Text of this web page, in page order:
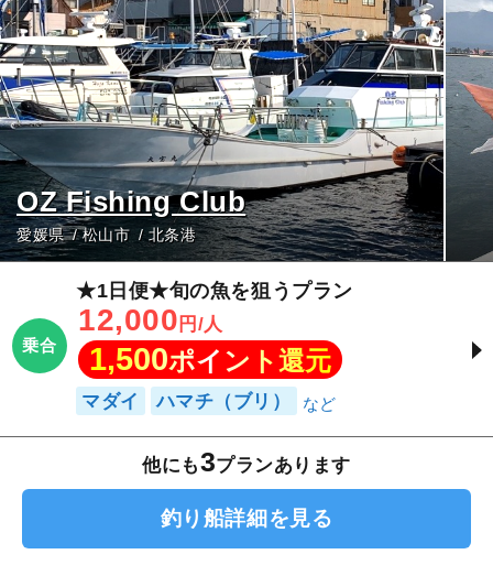
OZ Fishing Club
愛媛県 松山市 北条港
乗合
★1日便★旬の魚を狙うプラン
12,000 円/人
1,500ポイント還元
マダイ ハマチ（ブリ）
他にも3プランあります
釣り船詳細を見る